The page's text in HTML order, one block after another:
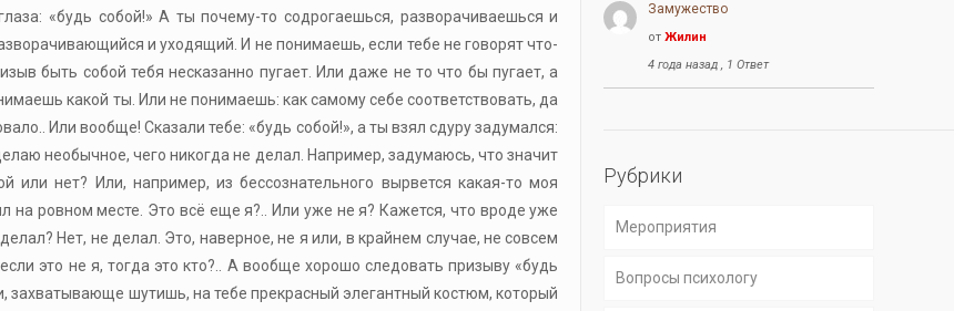
«будь собой!» А ты почему-то содрогаешься, разворачиваешься и
и уходящий. И не понимаешь, если тебе не говорят что-
быть собой тебя несказанно пугает. Или даже не то что бы пугает, а
какой ты. Или не понимаешь: как самому себе соответствовать, да
Или вообще! Сказали тебе: «будь собой!», а ты взял сдуру задумался:
необычное, чего никогда не делал. Например, задумаюсь, что значит
или нет? Или, например, из бессознательного вырвется какая-то моя
на ровном месте. Это всё еще я?.. Или уже не я? Кажется, что вроде уже
Нет, не делал. Это, наверное, не я или, в крайнем случае, не совсем
это не я, тогда это кто?.. А вообще хорошо следовать призыву «будь
захватывающе шутишь, на тебе прекрасный элегантный костюм, который
Замужество
от Жилин
4 года назад , 1 Ответ
Рубрики
Мероприятия
Вопросы психологу